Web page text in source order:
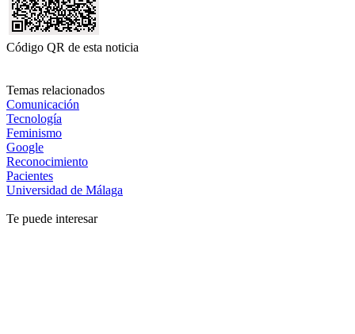
Código QR de esta noticia
Temas relacionados
Comunicación
Tecnología
Feminismo
Google
Reconocimiento
Pacientes
Universidad de Málaga
Te puede interesar